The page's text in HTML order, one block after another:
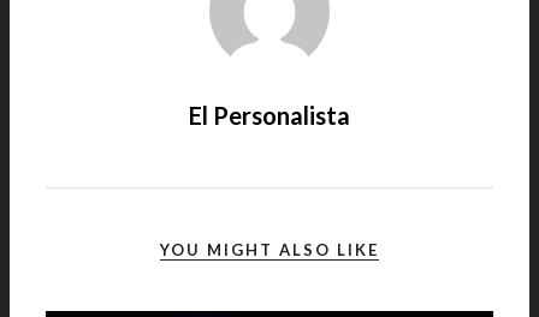
El Personalista
YOU MIGHT ALSO LIKE